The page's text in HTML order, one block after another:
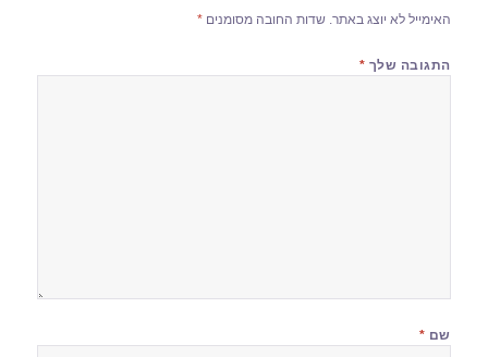
האימייל לא יוצג באתר. שדות החובה מסומנים*
התגובה שלך *
שם *